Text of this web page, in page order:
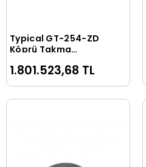
Sepete Ekle
Typical GT-254-ZD
Köprü Takma
1.801.523,68 TL